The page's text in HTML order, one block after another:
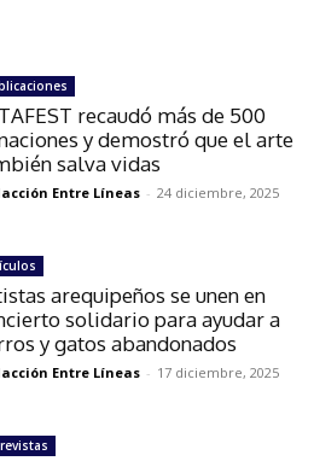
recaudó más de 500
y demostró que el arte
salva vidas
Entre Líneas - 24 diciembre, 2025
arequipeños se unen en
solidario para ayudar a
y gatos abandonados
Entre Líneas - 17 diciembre, 2025